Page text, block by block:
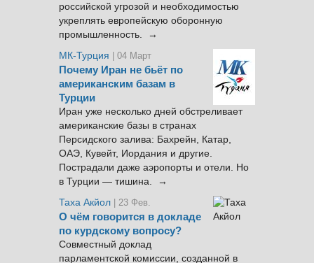
российской угрозой и необходимостью
укреплять европейскую оборонную
промышленность. →
МК-Турция
| 04 Март
Почему Иран не бьёт по
американским базам в
Турции
Иран уже несколько дней обстреливает
американские базы в странах
Персидского залива: Бахрейн, Катар,
ОАЭ, Кувейт, Иордания и другие.
Пострадали даже аэропорты и отели. Но
в Турции — тишина. →
Таха Акйол | 23 Фев.
О чём говорится в докладе
по курдскому вопросу?
Совместный доклад
парламентской комиссии, созданной в